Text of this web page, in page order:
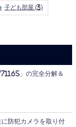
子ども部屋 (3)
」の完全分解＆
防犯カメラを取り付